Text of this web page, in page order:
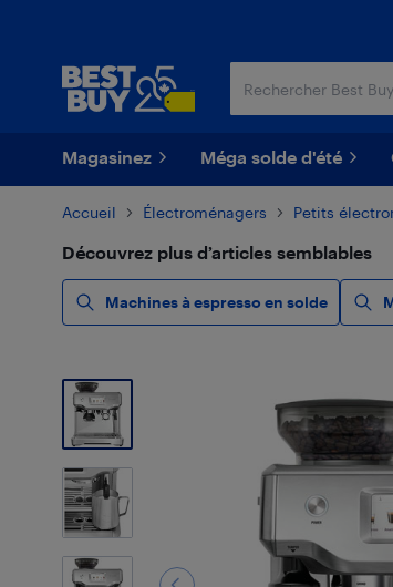
Magasinez Méga solde d'été
Accueil Électroménagers Petits
Découvrez plus d’articles semblables
Machines à espresso en solde